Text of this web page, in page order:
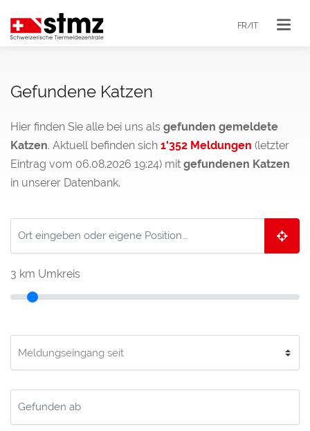
FR/IT
Gefundene Katzen
Hier finden Sie alle bei uns als gefunden gemeldete
Katzen. Aktuell befinden sich 1'352 Meldungen (letzter
Eintrag vom 06.08.2026 19:24) mit gefundenen Katzen
in unserer Datenbank.
3 km Umkreis